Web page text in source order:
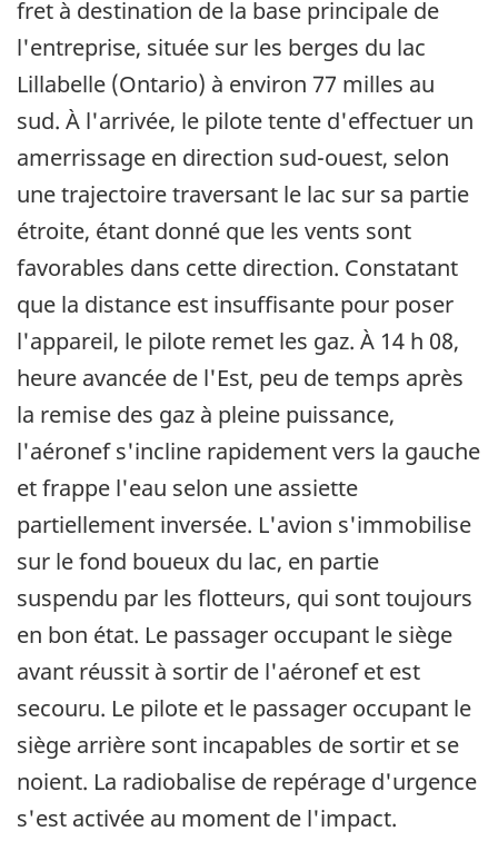
fret à destination de la base principale de
l'entreprise, située sur les berges du lac
Lillabelle (Ontario) à environ 77 milles au
sud. À l'arrivée, le pilote tente d'effectuer un
amerrissage en direction sud-ouest, selon
une trajectoire traversant le lac sur sa partie
étroite, étant donné que les vents sont
favorables dans cette direction. Constatant
que la distance est insuffisante pour poser
l'appareil, le pilote remet les gaz. À 14 h 08,
heure avancée de l'Est, peu de temps après
la remise des gaz à pleine puissance,
l'aéronef s'incline rapidement vers la gauche
et frappe l'eau selon une assiette
partiellement inversée. L'avion s'immobilise
sur le fond boueux du lac, en partie
suspendu par les flotteurs, qui sont toujours
en bon état. Le passager occupant le siège
avant réussit à sortir de l'aéronef et est
secouru. Le pilote et le passager occupant le
siège arrière sont incapables de sortir et se
noient. La radiobalise de repérage d'urgence
s'est activée au moment de l'impact.